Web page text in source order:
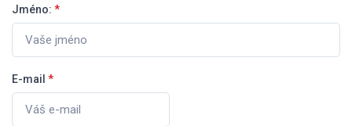
Jméno: *
E-mail *